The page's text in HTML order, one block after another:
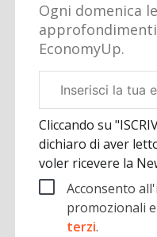
Ogni domenica
EconomyUp.
aziendale
Cliccando su
dichiaro di aver
voler ricevere la
Acconsento
promozionali
terzi.